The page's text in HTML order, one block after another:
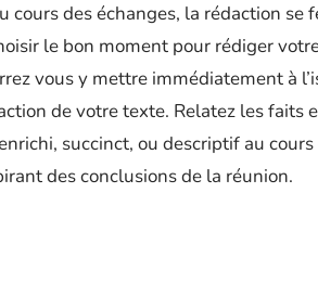
cours des échanges, la rédaction se
le bon moment pour rédiger
vous y mettre immédiatement à
de votre texte. Relatez les faits
succinct, ou descriptif au
des conclusions de la réunion.